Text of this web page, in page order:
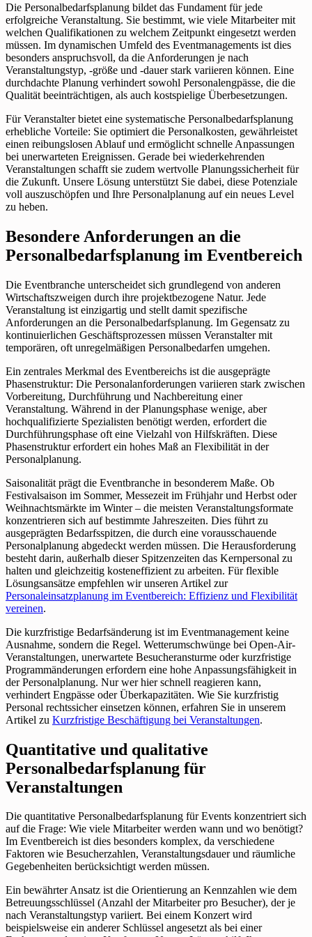
Die Personalbedarfsplanung bildet das Fundament für jede
erfolgreiche Veranstaltung. Sie bestimmt, wie viele Mitarbeiter mit
welchen Qualifikationen zu welchem Zeitpunkt eingesetzt werden
müssen. Im dynamischen Umfeld des Eventmanagements ist dies
besonders anspruchsvoll, da die Anforderungen je nach
Veranstaltungstyp, -größe und -dauer stark variieren können. Eine
durchdachte Planung verhindert sowohl Personalengpässe, die die
Qualität beeinträchtigen, als auch kostspielige Überbesetzungen.
Für Veranstalter bietet eine systematische Personalbedarfsplanung
erhebliche Vorteile: Sie optimiert die Personalkosten, gewährleistet
einen reibungslosen Ablauf und ermöglicht schnelle Anpassungen
bei unerwarteten Ereignissen. Gerade bei wiederkehrenden
Veranstaltungen schafft sie zudem wertvolle Planungssicherheit für
die Zukunft. Unsere Lösung unterstützt Sie dabei, diese Potenziale
voll auszuschöpfen und Ihre Personalplanung auf ein neues Level
zu heben.
Besondere Anforderungen an die
Personalbedarfsplanung im Eventbereich
Die Eventbranche unterscheidet sich grundlegend von anderen
Wirtschaftszweigen durch ihre projektbezogene Natur. Jede
Veranstaltung ist einzigartig und stellt damit spezifische
Anforderungen an die Personalbedarfsplanung. Im Gegensatz zu
kontinuierlichen Geschäftsprozessen müssen Veranstalter mit
temporären, oft unregelmäßigen Personalbedarfen umgehen.
Ein zentrales Merkmal des Eventbereichs ist die ausgeprägte
Phasenstruktur: Die Personalanforderungen variieren stark zwischen
Vorbereitung, Durchführung und Nachbereitung einer
Veranstaltung. Während in der Planungsphase wenige, aber
hochqualifizierte Spezialisten benötigt werden, erfordert die
Durchführungsphase oft eine Vielzahl von Hilfskräften. Diese
Phasenstruktur erfordert ein hohes Maß an Flexibilität in der
Personalplanung.
Saisonalität prägt die Eventbranche in besonderem Maße. Ob
Festivalsaison im Sommer, Messezeit im Frühjahr und Herbst oder
Weihnachtsmärkte im Winter – die meisten Veranstaltungsformate
konzentrieren sich auf bestimmte Jahreszeiten. Dies führt zu
ausgeprägten Bedarfsspitzen, die durch eine vorausschauende
Personalplanung abgedeckt werden müssen. Die Herausforderung
besteht darin, außerhalb dieser Spitzenzeiten das Kernpersonal zu
halten und gleichzeitig kosteneffizient zu arbeiten. Für flexible
Lösungsansätze empfehlen wir unseren Artikel zur
Personaleinsatzplanung im Eventbereich: Effizienz und Flexibilität
vereinen.
Die kurzfristige Bedarfsänderung ist im Eventmanagement keine
Ausnahme, sondern die Regel. Wetterumschwünge bei Open-Air-
Veranstaltungen, unerwartete Besucheransturme oder kurzfristige
Programmänderungen erfordern eine hohe Anpassungsfähigkeit in
der Personalplanung. Nur wer hier schnell reagieren kann,
verhindert Engpässe oder Überkapazitäten. Wie Sie kurzfristig
Personal rechtssicher einsetzen können, erfahren Sie in unserem
Artikel zu Kurzfristige Beschäftigung bei Veranstaltungen.
Quantitative und qualitative
Personalbedarfsplanung für
Veranstaltungen
Die quantitative Personalbedarfsplanung für Events konzentriert sich
auf die Frage: Wie viele Mitarbeiter werden wann und wo benötigt?
Im Eventbereich ist dies besonders komplex, da verschiedene
Faktoren wie Besucherzahlen, Veranstaltungsdauer und räumliche
Gegebenheiten berücksichtigt werden müssen.
Ein bewährter Ansatz ist die Orientierung an Kennzahlen wie dem
Betreuungsschlüssel (Anzahl der Mitarbeiter pro Besucher), der je
nach Veranstaltungstyp variiert. Bei einem Konzert wird
beispielsweise ein anderer Schlüssel angesetzt als bei einer